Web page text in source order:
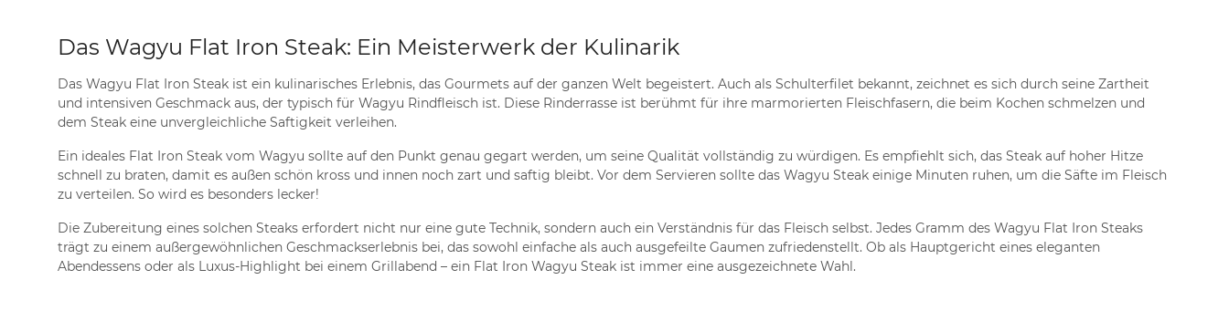
Das Wagyu Flat Iron Steak: Ein Meisterwerk der Kulinarik
Das Wagyu Flat Iron Steak ist ein kulinarisches Erlebnis, das Gourmets auf der ganzen Welt begeistert. Auch als Schulterfilet bekannt, zeichnet es sich durch seine Zartheit
und intensiven Geschmack aus, der typisch für Wagyu Rindfleisch ist. Diese Rinderrasse ist berühmt für ihre marmorierten Fleischfasern, die beim Kochen schmelzen und
dem Steak eine unvergleichliche Saftigkeit verleihen.
Ein ideales Flat Iron Steak vom Wagyu sollte auf den Punkt genau gegart werden, um seine Qualität vollständig zu würdigen. Es empfiehlt sich, das Steak auf hoher Hitze
schnell zu braten, damit es außen schön kross und innen noch zart und saftig bleibt. Vor dem Servieren sollte das Wagyu Steak einige Minuten ruhen, um die Säfte im Fleisch
zu verteilen. So wird es besonders lecker!
Die Zubereitung eines solchen Steaks erfordert nicht nur eine gute Technik, sondern auch ein Verständnis für das Fleisch selbst. Jedes Gramm des Wagyu Flat Iron Steaks
trägt zu einem außergewöhnlichen Geschmackserlebnis bei, das sowohl einfache als auch ausgefeilte Gaumen zufriedenstellt. Ob als Hauptgericht eines eleganten
Abendessens oder als Luxus-Highlight bei einem Grillabend – ein Flat Iron Wagyu Steak ist immer eine ausgezeichnete Wahl.